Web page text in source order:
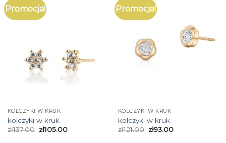
Promocja!
KOLCZYKI W KRUK
kolczyki w kruk
zł137.00 zł105.00
Promocja!
KOLCZYKI W KRUK
kolczyki w kruk
zł121.00 zł93.00